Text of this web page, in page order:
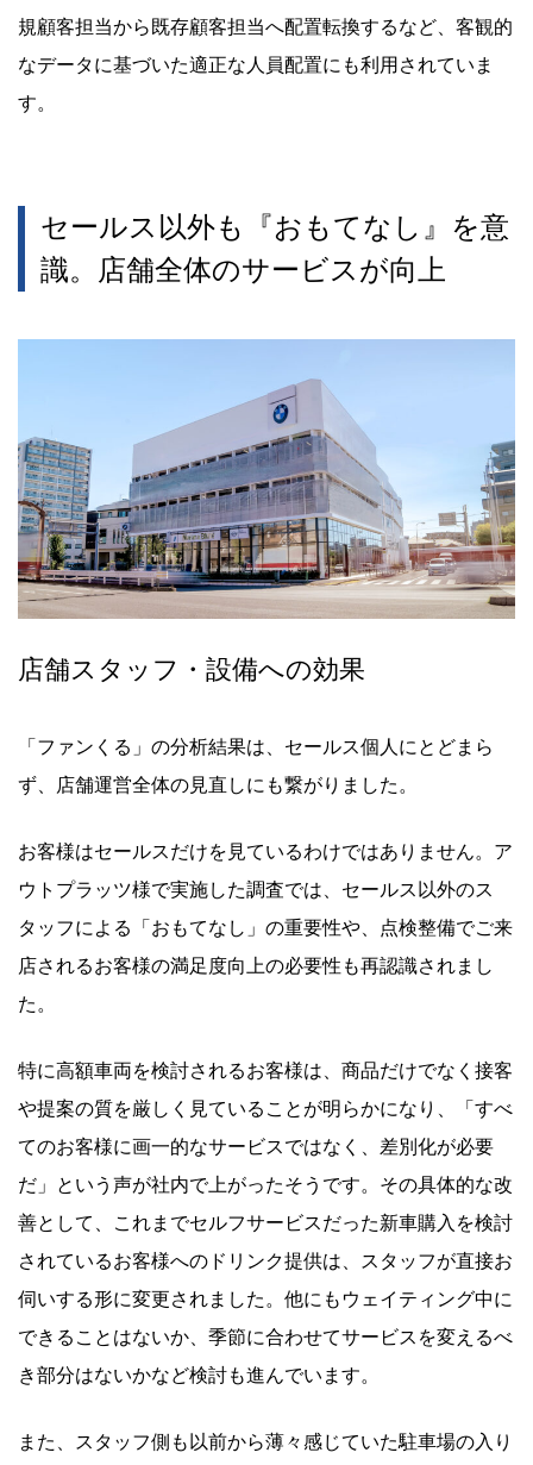
規顧客担当から既存顧客担当へ配置転換するなど、客観的
なデータに基づいた適正な人員配置にも利用されていま
す。
セールス以外も『おもてなし』を意
識。店舗全体のサービスが向上
店舗スタッフ・設備への効果
「ファンくる」の分析結果は、セールス個人にとどまら
ず、店舗運営全体の見直しにも繋がりました。
お客様はセールスだけを見ているわけではありません。ア
ウトプラッツ様で実施した調査では、セールス以外のス
タッフによる「おもてなし」の重要性や、点検整備でご来
店されるお客様の満足度向上の必要性も再認識されまし
た。
特に高額車両を検討されるお客様は、商品だけでなく接客
や提案の質を厳しく見ていることが明らかになり、「すべ
てのお客様に画一的なサービスではなく、差別化が必要
だ」という声が社内で上がったそうです。その具体的な改
善として、これまでセルフサービスだった新車購入を検討
されているお客様へのドリンク提供は、スタッフが直接お
伺いする形に変更されました。他にもウェイティング中に
できることはないか、季節に合わせてサービスを変えるべ
き部分はないかなど検討も進んでいます。
また、スタッフ側も以前から薄々感じていた駐車場の入り